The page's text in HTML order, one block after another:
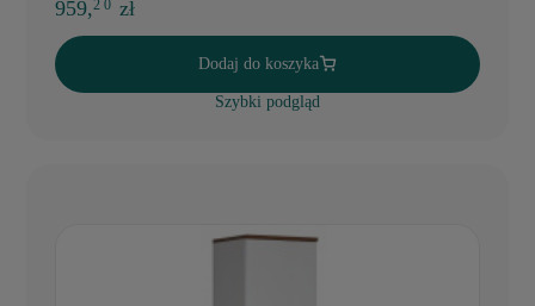
959,2 0 zł
Dodaj do koszyka
Szybki podgląd